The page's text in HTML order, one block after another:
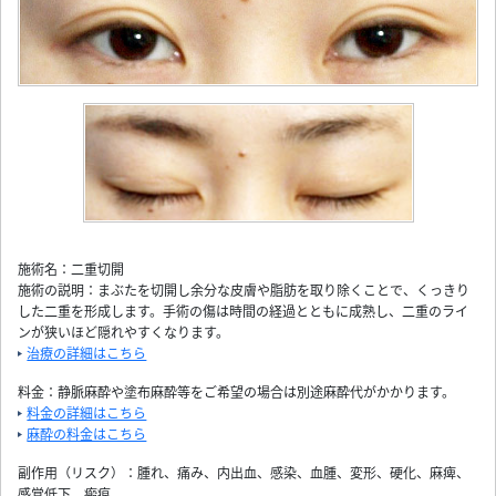
施術名：二重切開
施術の説明：まぶたを切開し余分な皮膚や脂肪を取り除くことで、くっきり
した二重を形成します。手術の傷は時間の経過とともに成熟し、二重のライ
ンが狭いほど隠れやすくなります。
治療の詳細はこちら
料金：静脈麻酔や塗布麻酔等をご希望の場合は別途麻酔代がかかります。
料金の詳細はこちら
麻酔の料金はこちら
副作用（リスク）：腫れ、痛み、内出血、感染、血腫、変形、硬化、麻痺、